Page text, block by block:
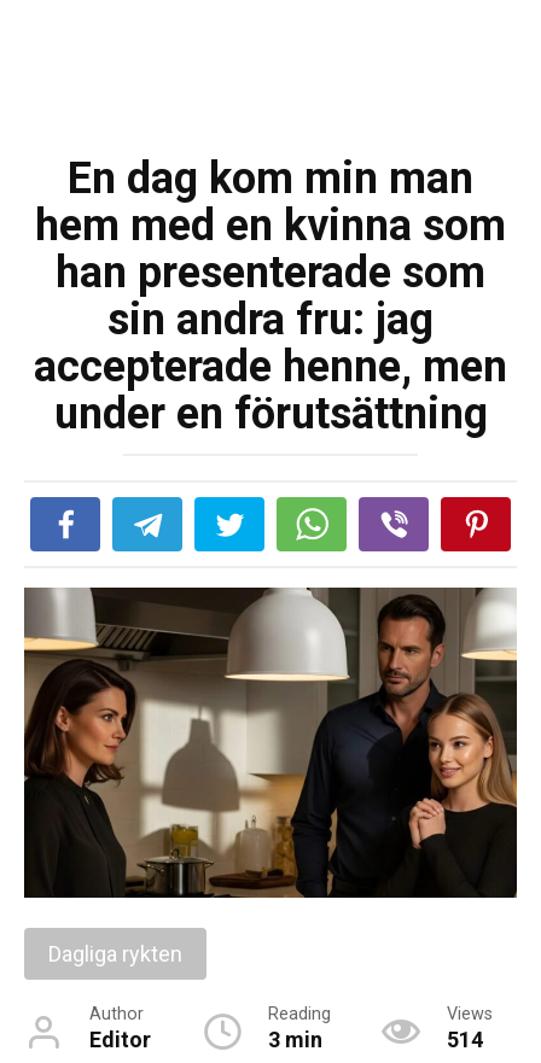
En dag kom min man
hem med en kvinna som
han presenterade som
sin andra fru: jag
accepterade henne, men
under en förutsättning
Dagliga rykten
Author
Editor
Reading
3 min
Views
514